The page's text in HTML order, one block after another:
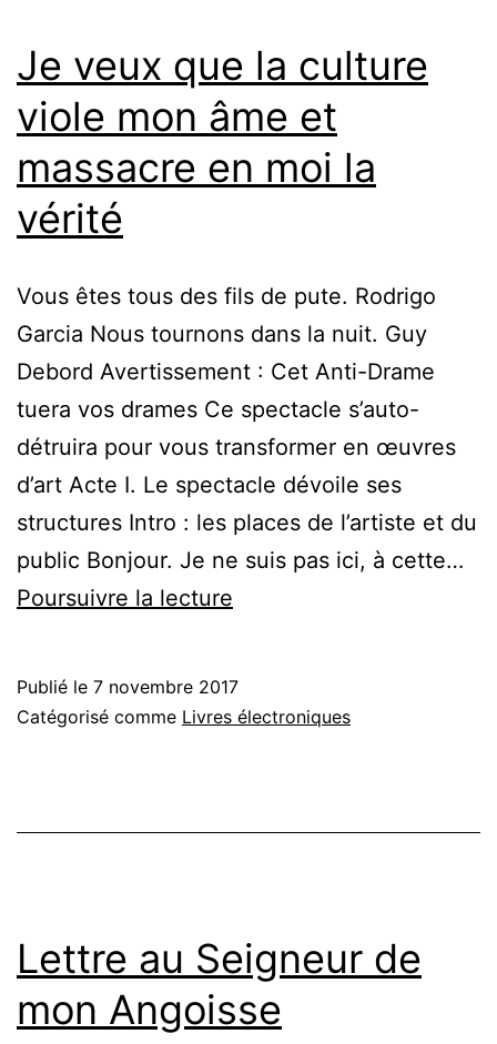
Je veux que la culture
viole mon âme et
massacre en moi la
vérité
Vous êtes tous des fils de pute. Rodrigo
Garcia Nous tournons dans la nuit. Guy
Debord Avertissement : Cet Anti-Drame
tuera vos drames Ce spectacle s’auto-
détruira pour vous transformer en œuvres
d’art Acte I. Le spectacle dévoile ses
structures Intro : les places de l’artiste et du
public Bonjour. Je ne suis pas ici, à cette…
Poursuivre la lecture
la
en
moi
Publié le 7 novembre 2017
Catégorisé comme Livres électroniques
Lettre au Seigneur de
mon Angoisse